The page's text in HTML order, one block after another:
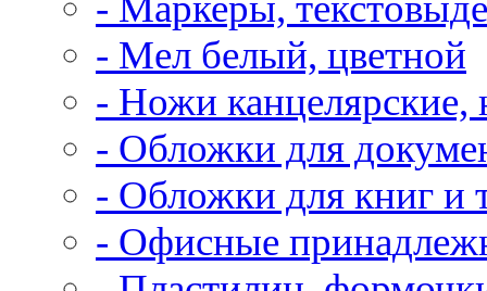
- Мел белый, цветной
- Ножи
- Обложки для
- Обложки для книг и
- Офисные